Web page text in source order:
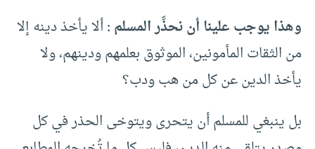
وهذا يوجب علينا أن نحذِّر المسلم :ألا يأخذ دينه إلا
من الثقات المأمونين، الموثوق بعلمهم ودينهم، ولا
يأخذ الدين عن كل من هب ودب؟
بل ينبغي للمسلم أن يتحرى ويتوخى الحذر في كل